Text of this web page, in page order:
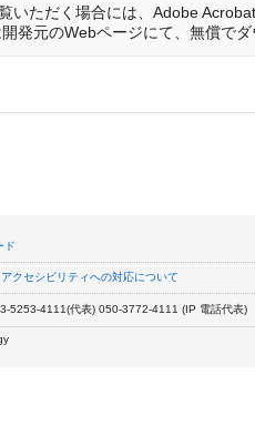
いただく場合には、Adobe
発元のWebページにて、無償でダ
ド
アクセシビリティへの対応について
5253-4111(代表) 050-3772-4111 (IP 電話代表)